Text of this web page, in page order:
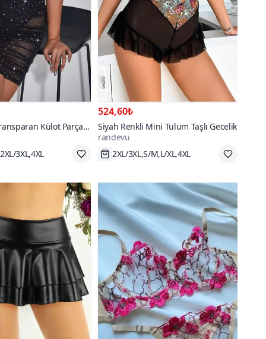
Külot Parça
524,60₺
Siyah Renkli Mini Tulum Taşlı Gecelik
randevu
Hızlı Kargo